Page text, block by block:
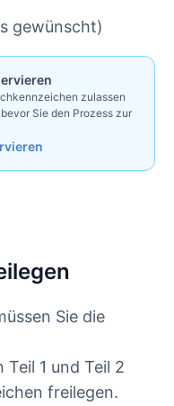
gewünscht)
zulassen
Sie den Prozess zur
Sie die
Teil 1 und Teil 2
freilegen.